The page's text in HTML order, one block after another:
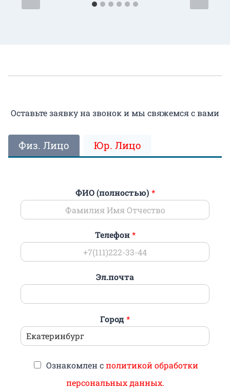
Оставьте заявку на звонок и мы свяжемся с вами
Физ. Лицо Юр. Лицо
ФИО (полностью) *
Телефон*
Эл.почта
Город *
Ознакомлен сполитикой обработки
персональных данных.